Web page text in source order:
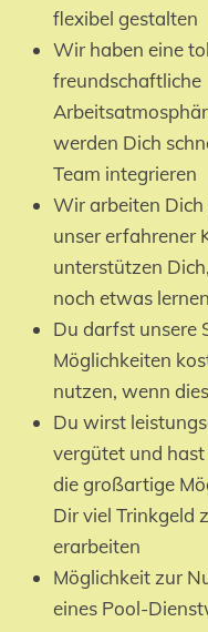
flexibel gestalten
Wir haben eine
freundschaftliche
werden Dich
Team integrieren
Wir arbeiten Dich
unser erfahrener
unterstützen
noch etwas
Du darfst unsere
Möglichkeiten
nutzen, wenn
Du wirst
vergütet und
die großartige
Dir viel Trinkgeld
erarbeiten
Möglichkeit zur
eines Pool-